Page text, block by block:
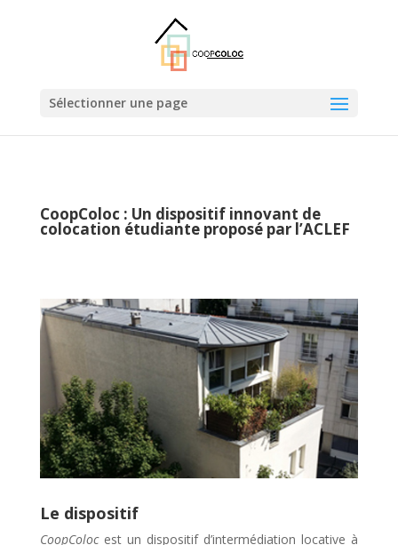
Sélectionner une page
CoopColoc : Un dispositif innovant de
colocation étudiante proposé par l’ACLEF
Le dispositif
CoopColocest un dispositif d’intermédiation locative à